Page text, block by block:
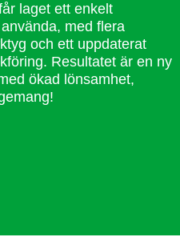
laget ett enkelt
med flera
och ett uppdaterat
Resultatet är en ny
ökad lönsamhet,